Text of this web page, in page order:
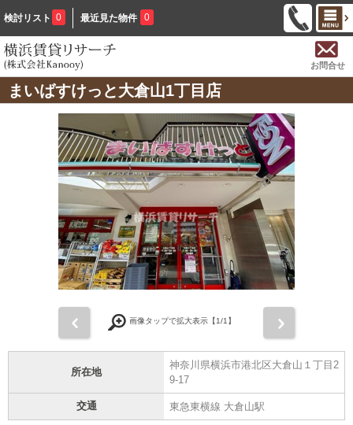
検討リスト 0 最近見た物件 0
お問合せ
まいばすけっと大倉山1丁目店
画像タップで拡大表示【1/1】
所在地
神奈川県横浜市港北区大倉山１丁目2
9-17
交通 東急東横線 大倉山駅